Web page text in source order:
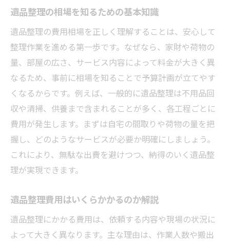
費用が高くなる遺品整理の理由とは
遺品整理の費用が高くなる主な要因とは
遺品の量や間取りが費用に与える影響
遺品整理のサービス内容と料金構成の関係
追加作業で発生する遺品整理費用の理由
遺品整理が高額になるケースの特徴
見積もり時に気を付けたい費用増加のポイ
ント
一軒家における遺品整理費用の目安
一軒家の遺品整理費用相場を解説
2DKなど広めの家の遺品整理費用とは
遺品整理費用の内訳と一軒家の特徴
一軒家での遺品整理を安く抑える方法
遺品整理の相場を知るための基本知識
遺品整理の費用相場を正しく理解することは、安心して
整理作業を進める第一歩です。なぜなら、家財や荷物の
量、部屋の広さ、サービス内容によって料金が大きく異
なるため、事前に相場を知ることで予算計画が立てやす
くなるからです。例えば、一般的に遺品整理は不用品回
収や清掃、供養まで含まれることが多く、各工程ごとに
費用が発生します。まずは自宅の間取りや荷物の量を把
握し、どのようなサービスが必要か明確にしましょう。
これにより、無駄な出費を避けつつ、納得のいく遺品整
理が実現できます。
遺品整理費用はいくらかかるのか解説
遺品整理にかかる費用は、依頼する内容や現場の状況に
よって大きく異なります。主な理由は、作業人数や搬出